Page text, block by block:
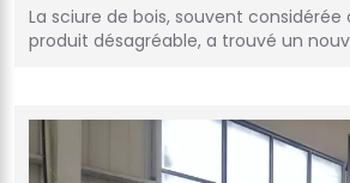
La sciure de bois, souvent
produit désagréable, a trouvé un